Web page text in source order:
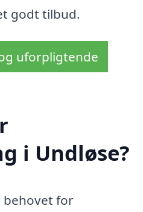
godt tilbud.
uforpligtende
i Undløse?
behovet for